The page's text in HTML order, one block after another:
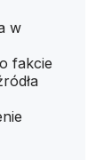
w
fakcie